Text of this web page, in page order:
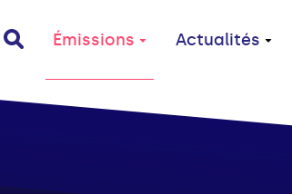
Émissions Actualités